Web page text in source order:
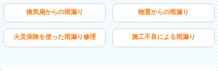
換気扇からの雨漏り 物置からの雨漏り
火災保険を使った雨漏り修理 施工不良による雨漏り